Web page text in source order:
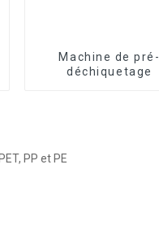
Machine de pré-
déchiquetage